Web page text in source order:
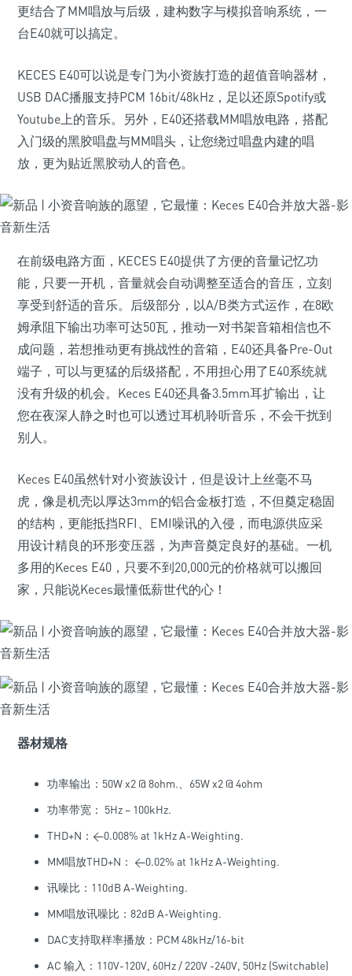
更结合了MM唱放与后级，建构数字与模拟音响系统，一
台E40就可以搞定。
KECES E40可以说是专门为小资族打造的超值音响器材，
USB DAC播服支持PCM 16bit/48kHz，足以还原Spotify或
Youtube上的音乐。另外，E40还搭载MM唱放电路，搭配
入门级的黑胶唱盘与MM唱头，让您绕过唱盘内建的唱
放，更为贴近黑胶动人的音色。
在前级电路方面，KECES E40提供了方便的音量记忆功
能，只要一开机，音量就会自动调整至适合的音压，立刻
享受到舒适的音乐。后级部分，以A/B类方式运作，在8欧
姆承阻下输出功率可达50瓦，推动一对书架音箱相信也不
成问题，若想推动更有挑战性的音箱，E40还具备Pre-Out
端子，可以与更猛的后级搭配，不用担心用了E40系统就
没有升级的机会。Keces E40还具备3.5mm耳扩输出，让
您在夜深人静之时也可以透过耳机聆听音乐，不会干扰到
别人。
Keces E40虽然针对小资族设计，但是设计上丝毫不马
虎，像是机壳以厚达3mm的铝合金板打造，不但奠定稳固
的结构，更能抵挡RFI、EMI噪讯的入侵，而电源供应采
用设计精良的环形变压器，为声音奠定良好的基础。一机
多用的Keces E40，只要不到20,000元的价格就可以搬回
家，只能说Keces最懂低薪世代的心！
器材规格
功率输出：50W x2 @ 8ohm.、65W x2 @ 4ohm
功率带宽： 5Hz – 100kHz.
THD+N：<0.008% at 1kHz A-Weighting.
MM唱放THD+N： <0.02% at 1kHz A-Weighting.
讯噪比：110dB A-Weighting.
MM唱放讯噪比：82dB A-Weighting.
DAC支持取样率播放：PCM 48kHz/16-bit
AC 输入：110V-120V, 60Hz / 220V -240V, 50Hz (Switchable)